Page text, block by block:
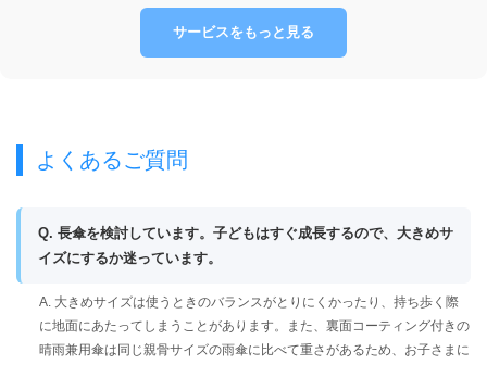
サービスをもっと見る
よくあるご質問
Q. 長傘を検討しています。子どもはすぐ成長するので、大きめサ
イズにするか迷っています。
A. 大きめサイズは使うときのバランスがとりにくかったり、持ち歩く際
に地面にあたってしまうことがあります。また、裏面コーティング付きの
晴雨兼用傘は同じ親骨サイズの雨傘に比べて重さがあるため、お子さまに